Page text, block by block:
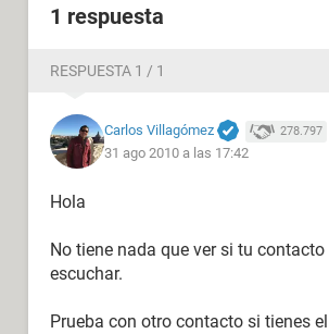
1 respuesta
RESPUESTA 1 / 1
Carlos Villagómez 278.797
31 ago 2010 a las 17:42
Hola
No tiene nada que ver si tu
escuchar.
Prueba con otro contacto si tienes